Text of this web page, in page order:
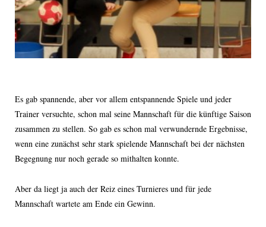
Es gab spannende, aber vor allem entspannende Spiele und jeder
Trainer versuchte, schon mal seine Mannschaft für die künftige Saison
zusammen zu stellen. So gab es schon mal verwundernde Ergebnisse,
wenn eine zunächst sehr stark spielende Mannschaft bei der nächsten
Begegnung nur noch gerade so mithalten konnte.
Aber da liegt ja auch der Reiz eines Turnieres und für jede
Mannschaft wartete am Ende ein Gewinn.